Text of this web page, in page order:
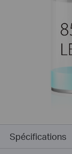
Spécifications